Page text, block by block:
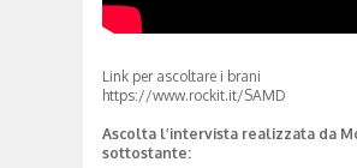
Link per ascoltare i brani
https://www.rockit.it/SAMD
Ascolta l’intervista realizzata da
sottostante: